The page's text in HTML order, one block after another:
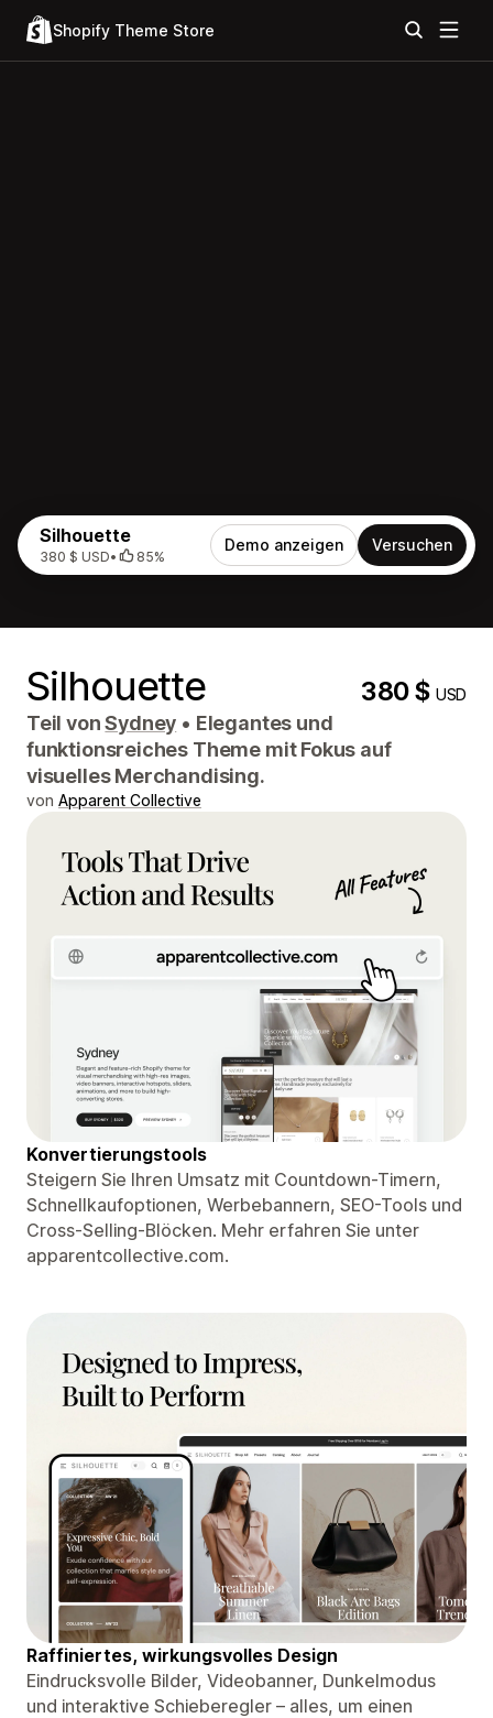
Shopify Theme Store
Silhouette
380 $ USD• 85%
Demo anzeigen Versuchen
Silhouette 380 $USD
Teil vonSydney • Elegantes und
funktionsreiches Theme mit Fokus auf
visuelles Merchandising.
von Apparent Collective
Konvertierungstools
Steigern Sie Ihren Umsatz mit Countdown-Timern,
Schnellkaufoptionen, Werbebannern, SEO-Tools und
Cross-Selling-Blöcken. Mehr erfahren Sie unter
apparentcollective.com.
Raffiniertes, wirkungsvolles Design
Eindrucksvolle Bilder, Videobanner, Dunkelmodus
und interaktive Schieberegler – alles, um einen